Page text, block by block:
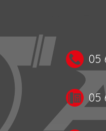
05
05